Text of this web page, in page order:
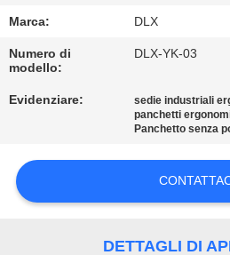
CONTATTICI
UNA
CITAZIONE
Marca: DLX
Numero di
modello:
DLX-YK-03
Evidenziare: sedie industriali
panchetti
Panchetto senza
DETTAGLI DI